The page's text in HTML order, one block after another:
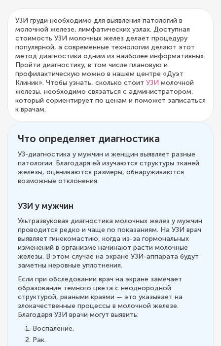
УЗИ груди необходимо для выявления патологий в
молочной железе, лимфатических узлах. Доступная
стоимость УЗИ молочных желез делает процедуру
популярной, а современные технологии делают этот
метод диагностики одним из наиболее информативных.
Пройти диагностику, в том числе плановую и
профилактическую можно в нашем центре «Дуэт
Клиник». Чтобы узнать, сколько стоит УЗИ молочной
железы, необходимо связаться с администратором,
который сориентирует по ценам и поможет записаться
к врачам.
Что определяет диагностика
УЗ-диагностика у мужчин и женщин выявляет разные
патологии. Благодаря ей изучаются структуры тканей
железы, оцениваются размеры, обнаруживаются
возможные отклонения.
УЗИ у мужчин
Ультразвуковая диагностика молочных желез у мужчин
проводится редко и чаще по показаниям. На УЗИ врач
выявляет гинекомастию, когда из-за гормональных
изменений в организме начинают расти молочные
железы. В этом случае на экране УЗИ-аппарата будут
заметны неровные уплотнения.
Если при обследовании врач на экране замечает
образование темного цвета с неоднородной
структурой, рваными краями — это указывает на
злокачественные процессы в молочной железе.
Благодаря УЗИ врачи могут выявить:
Воспаление.
Рак.